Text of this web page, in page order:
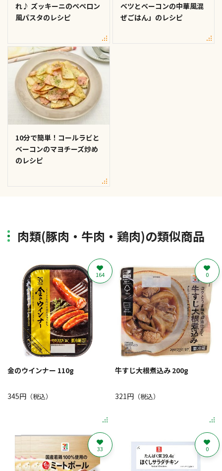
れ♪ ズッキーニのペペロン
風パスタのレシピ
ベツとベーコンの中華風混
ぜごはん」のレシピ
10分で簡単！コールラビと
ベーコンのマヨチーズ炒め
のレシピ
肉類(豚肉・牛肉・鶏肉)の類似商品
金のウインナー 110g
345円 （税込）
164
牛すじ大根煮込み 200g
321円（税込）
0
33 0